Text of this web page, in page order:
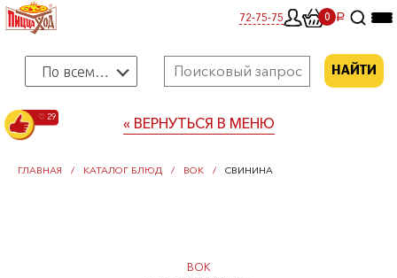
72-75-75 00a
По всему меню НАЙТИ
« ВЕРНУТЬСЯ В МЕНЮ
ГЛАВНАЯ КАТАЛОГ БЛЮД ВОК СВИНИНА
♡ 29
ВОК